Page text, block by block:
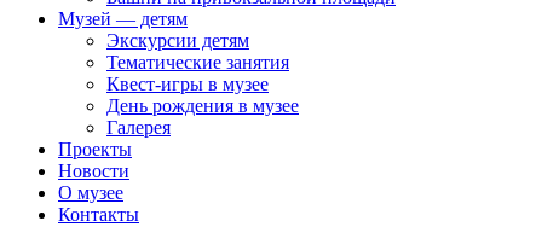
Музей — детям
Экскурсии детям
Тематические занятия
Квест-игры в музее
День рождения в музее
Галерея
Проекты
Новости
О музее
Контакты